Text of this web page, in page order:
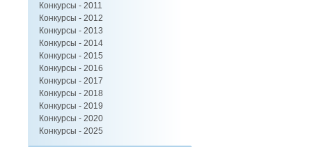
Конкурсы - 2011
Конкурсы - 2012
Конкурсы - 2013
Конкурсы - 2014
Конкурсы - 2015
Конкурсы - 2016
Конкурсы - 2017
Конкурсы - 2018
Конкурсы - 2019
Конкурсы - 2020
Конкурсы - 2025